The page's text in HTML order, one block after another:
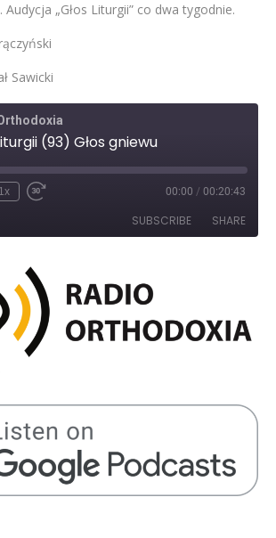
„Głos Liturgii” co dwa tygodnie.
Sawicki
(93) Głos gniewu
1x
Fast
seconds
00:00 / 00:20:43
SUBSCRIBE SHARE